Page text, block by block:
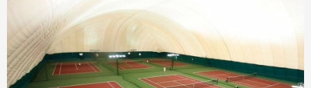
: В соревнованиях принимали участие 4
представителя Беларуси. В одиночном разряде Алена
Фалей и Савелий Рачаловский завоевали звания
финалистов турнира. В парном разряде дуэт Фалей и
Эвелины Ласкевич также завершил соревнования на
втором месте.